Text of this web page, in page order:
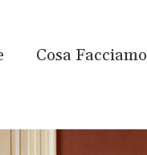
Cosa Facciamo